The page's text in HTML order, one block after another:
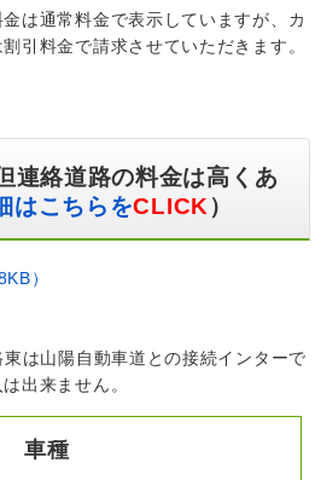
は通常料金で表示していますが、カ
引料金で請求させていただきます。
連絡道路の料金は高くあ
はこちらをCLICK ）
）
は山陽自動車道との接続インターで
出来ません。
車種